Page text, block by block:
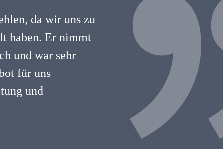
da wir uns zu
haben. Er nimmt
und war sehr
für uns
und